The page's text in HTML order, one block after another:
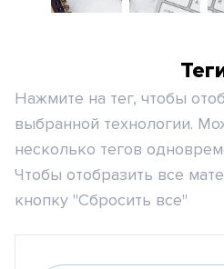
Нажмите на тег, чтобы
выбранной технологии.
несколько тегов
Чтобы отобразить все
кнопку "Сбросить все"